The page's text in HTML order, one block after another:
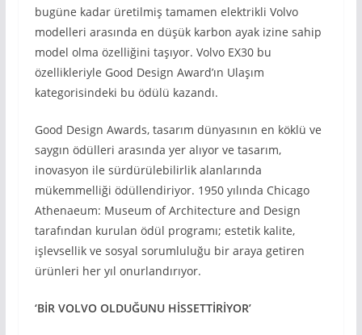
bugüne kadar üretilmiş tamamen elektrikli Volvo
modelleri arasında en düşük karbon ayak izine sahip
model olma özelliğini taşıyor. Volvo EX30 bu
özellikleriyle Good Design Award’ın Ulaşım
kategorisindeki bu ödülü kazandı.
Good Design Awards, tasarım dünyasının en köklü ve
saygın ödülleri arasında yer alıyor ve tasarım,
inovasyon ile sürdürülebilirlik alanlarında
mükemmelliği ödüllendiriyor. 1950 yılında Chicago
Athenaeum: Museum of Architecture and Design
tarafından kurulan ödül programı; estetik kalite,
işlevsellik ve sosyal sorumluluğu bir araya getiren
ürünleri her yıl onurlandırıyor.
‘BİR VOLVO OLDUĞUNU HİSSETTİRİYOR’